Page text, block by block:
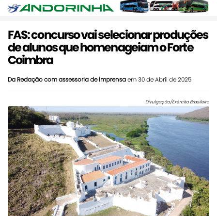
FAS: concurso vai selecionar produções
de alunos que homenageiam o Forte
Coimbra
Da Redação com assessoria de imprensaem 30 de Abril de 2025
Divulgação/Exército Brasileiro